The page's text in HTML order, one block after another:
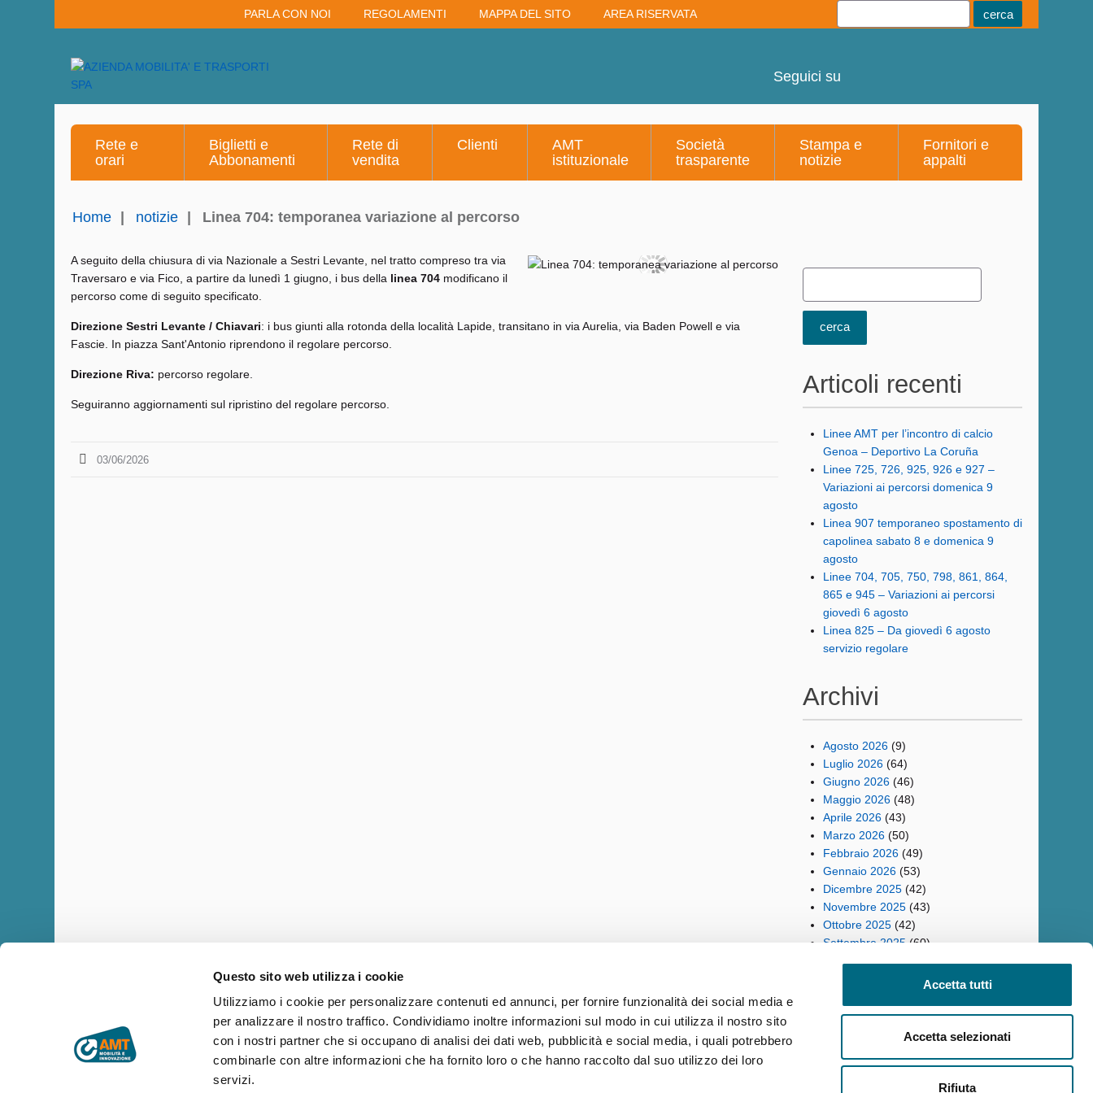
Questo sito web utilizza i cookie
Utilizziamo i cookie per personalizzare contenuti ed annunci, per fornire funzionalità dei social media e
per analizzare il nostro traffico. Condividiamo inoltre informazioni sul modo in cui utilizza il nostro sito
con i nostri partner che si occupano di analisi dei dati web, pubblicità e social media, i quali potrebbero
combinarle con altre informazioni che ha fornito loro o che hanno raccolto dal suo utilizzo dei loro
servizi.
Accetta tutti
Accetta selezionati
Rifiuta
PARLA CON NOI REGOLAMENTI MAPPA DEL SITO AREA RISERVATA
Seguici su
Rete e
orari
Biglietti e
Abbonamenti
Rete di
vendita
Clienti
AMT
istituzionale
Società
trasparente
Stampa e
notizie
Fornitori e
appalti
Home notizie Linea 704: temporanea variazione al percorso
A seguito della chiusura di via Nazionale a Sestri Levante, nel tratto compreso tra via
Traversaro e via Fico, a partire da lunedì 1 giugno, i bus della linea 704 modificano il
percorso come di seguito specificato.
Direzione Sestri Levante / Chiavari: i bus giunti alla rotonda della località Lapide, transitano in via Aurelia, via Baden Powell e via
Fascie. In piazza Sant'Antonio riprendono il regolare percorso.
Direzione Riva: percorso regolare.
Seguiranno aggiornamenti sul ripristino del regolare percorso.
03/06/2026
Articoli recenti
Linee AMT per l’incontro di calcio
Genoa – Deportivo La Coruña
Linee 725, 726, 925, 926 e 927 –
Variazioni ai percorsi domenica 9
agosto
Linea 907 temporaneo spostamento di
capolinea sabato 8 e domenica 9
agosto
Linee 704, 705, 750, 798, 861, 864,
865 e 945 – Variazioni ai percorsi
giovedì 6 agosto
Linea 825 – Da giovedì 6 agosto
servizio regolare
Archivi
Agosto 2026 (9)
Luglio 2026 (64)
Giugno 2026 (46)
Maggio 2026 (48)
Aprile 2026 (43)
Marzo 2026 (50)
Febbraio 2026 (49)
Gennaio 2026 (53)
Dicembre 2025 (42)
Novembre 2025 (43)
Ottobre 2025 (42)
Settembre 2025 (60)
Copyright © AMT Azienda Mobilità e Trasporti S.p.A.
Sede legale: via Montaldo 2, 16137 Genova
Codice fiscale, P.IVA e n° iscrizione Registro Imprese di Genova 037 839 30 104
Capitale sociale € 29.521.464,00 i.v.
Photo credits Accessibilità Reclami